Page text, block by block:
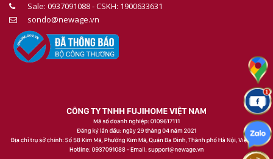
Sale: 0937091088 - CSKH: 1900633631
sondo@newage.vn